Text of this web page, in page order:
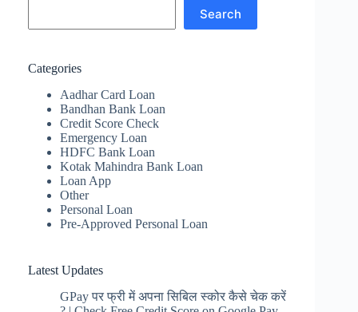
Search
Categories
Aadhar Card Loan
Bandhan Bank Loan
Credit Score Check
Emergency Loan
HDFC Bank Loan
Kotak Mahindra Bank Loan
Loan App
Other
Personal Loan
Pre-Approved Personal Loan
Latest Updates
GPay पर फ्री में अपना सिबिल स्कोर कैसे चेक करें